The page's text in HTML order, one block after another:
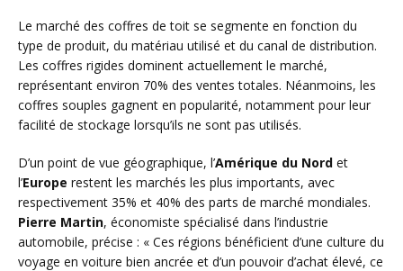
Le marché des coffres de toit se segmente en fonction du
type de produit, du matériau utilisé et du canal de distribution.
Les coffres rigides dominent actuellement le marché,
représentant environ 70% des ventes totales. Néanmoins, les
coffres souples gagnent en popularité, notamment pour leur
facilité de stockage lorsqu’ils ne sont pas utilisés.
D’un point de vue géographique, l’Amérique du Nord et
l’Europe restent les marchés les plus importants, avec
respectivement 35% et 40% des parts de marché mondiales.
Pierre Martin, économiste spécialisé dans l’industrie
automobile, précise : « Ces régions bénéficient d’une culture du
voyage en voiture bien ancrée et d’un pouvoir d’achat élevé, ce